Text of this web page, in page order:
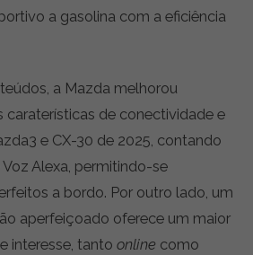
a gasolina com a eficiência
a Mazda melhorou
caraterísticas de conectividade e
e CX-30 de 2025, contando
Alexa, permitindo-se
a bordo. Por outro lado, um
aperfeiçoado oferece um maior
interesse, tanto online como